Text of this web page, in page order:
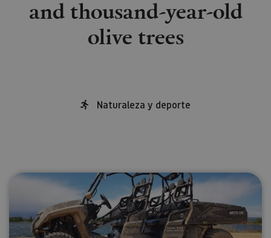
and thousand-year-old
olive trees
Naturaleza y deporte